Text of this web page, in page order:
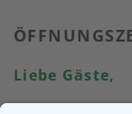
Liebe Gäste,